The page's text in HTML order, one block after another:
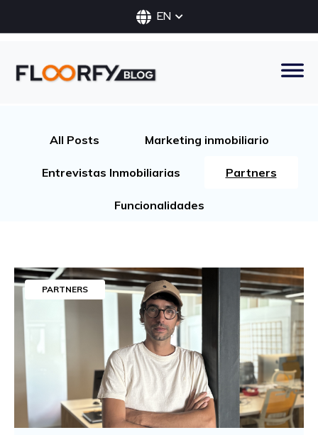
EN
All Posts Marketing inmobiliario
Entrevistas Inmobiliarias Partners
Funcionalidades
PARTNERS